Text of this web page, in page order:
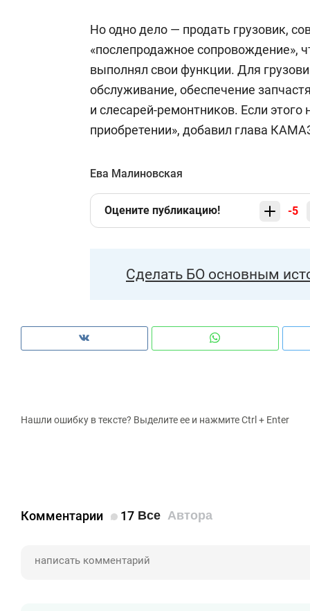
Но одно дело — продать грузовик,
«послепродажное сопровождение»,
выполнял свои функции. Для
обслуживание, обеспечение
и слесарей-ремонтников. Если этого
приобретении», добавил глава
Ева Малиновская
Оцените публикацию! -5
Сделать БО основным
Нашли ошибку в тексте? Выделите ее и нажмите Ctrl + Enter
Комментарии 17 Все Автора